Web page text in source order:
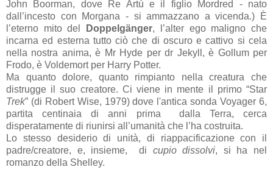
John Boorman, dove Re Artù e il figlio Mordred - nato
dall’incesto con Morgana - si ammazzano a vicenda.) È
l’eterno mito del
Doppelgänger, l’alter ego maligno che
incarna ed esterna tutto ciò che di oscuro e cattivo si cela
nella nostra anima, è Mr Hyde per dr Jekyll, è Gollum per
Frodo, è Voldemort per Harry Potter.
Ma quanto dolore, quanto rimpianto nella creatura che
distrugge il suo creatore. Ci viene in mente il primo “Star
Trek” (di Robert Wise, 1979) dove l'antica sonda Voyager 6,
partita centinaia di anni prima dalla Terra, cerca
disperatamente di riunirsi all’umanità che l’ha costruita.
Lo stesso desiderio di unità, di riappacificazione con il
padre/creatore, e, insieme, di cupio dissolvi, si ha nel
romanzo della Shelley.